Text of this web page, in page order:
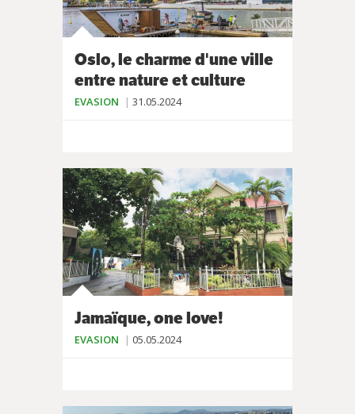
Oslo, le charme d'une ville
entre nature et culture
EVASION 31.05.2024
Jamaïque, one love!
EVASION 05.05.2024